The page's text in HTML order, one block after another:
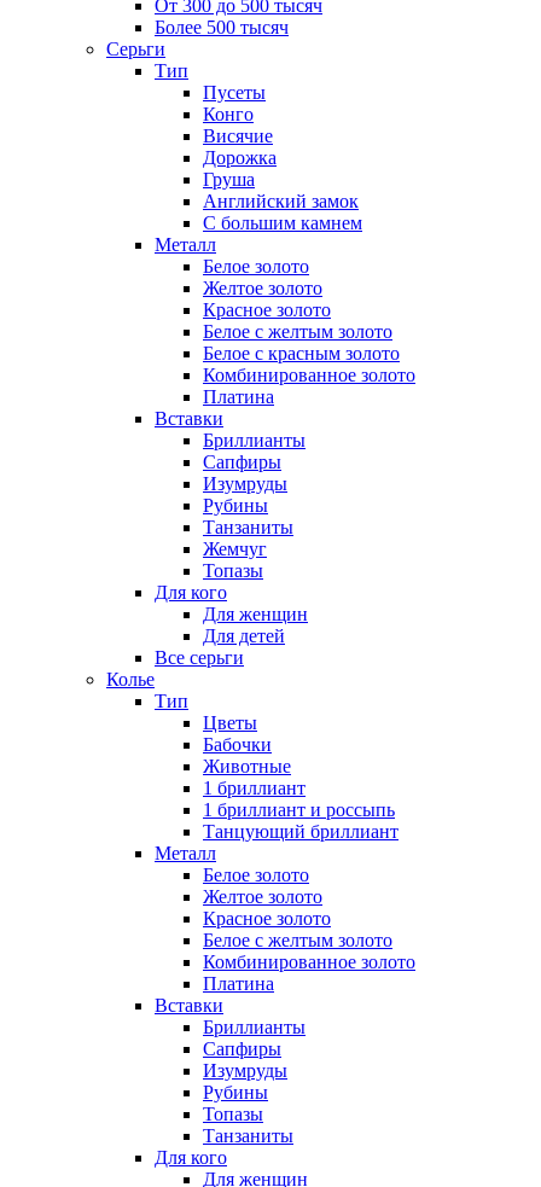
От 300 до 500 тысяч
Более 500 тысяч
Серьги
Тип
Пусеты
Конго
Висячие
Дорожка
Груша
Английский замок
С большим камнем
Металл
Белое золото
Желтое золото
Красное золото
Белое с желтым золото
Белое с красным золото
Комбинированное золото
Платина
Вставки
Бриллианты
Сапфиры
Изумруды
Рубины
Танзаниты
Жемчуг
Топазы
Для кого
Для женщин
Для детей
Все серьги
Колье
Тип
Цветы
Бабочки
Животные
1 бриллиант
1 бриллиант и россыпь
Танцующий бриллиант
Металл
Белое золото
Желтое золото
Красное золото
Белое с желтым золото
Комбинированное золото
Платина
Вставки
Бриллианты
Сапфиры
Изумруды
Рубины
Топазы
Танзаниты
Для кого
Для женщин